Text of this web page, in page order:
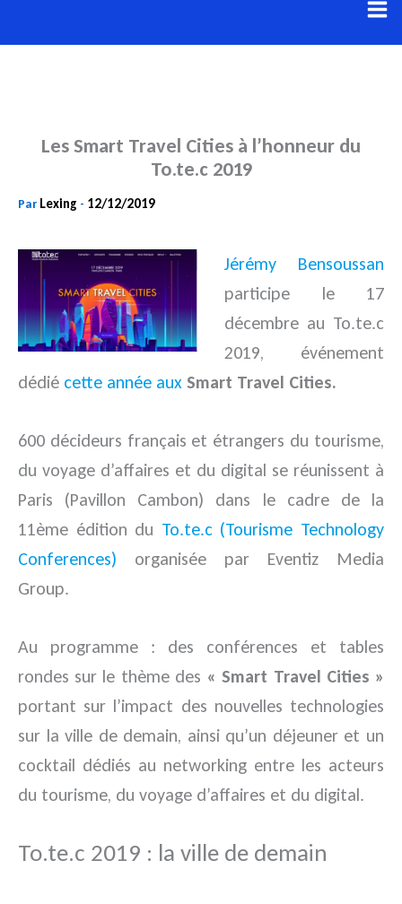
au
Les Smart Travel Cities à l’honneur du
To.te.c 2019
Par Lexing - 12/12/2019
Jérémy Bensoussan
participe le 17
décembre au To.te.c
2019, événement
dédié cette année aux Smart Travel Cities.
600 décideurs français et étrangers du tourisme,
du voyage d’affaires et du digital se réunissent à
Paris (Pavillon Cambon) dans le cadre de la
11ème édition du To.te.c (Tourisme Technology
Conferences) organisée par Eventiz Media
Group.
Au programme : des conférences et tables
rondes sur le thème des « Smart Travel Cities »
portant sur l’impact des nouvelles technologies
sur la ville de demain, ainsi qu’un déjeuner et un
cocktail dédiés au networking entre les acteurs
du tourisme, du voyage d’affaires et du digital.
To.te.c 2019 : la ville de demain